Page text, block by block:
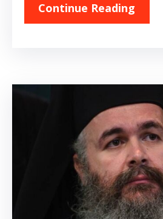
Continue Reading